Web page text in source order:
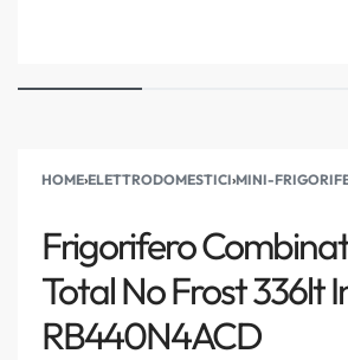
HOME›ELETTRODOMESTICI›MINI-
Frigorifero
Total No Frost 336lt
RB440N4ACD